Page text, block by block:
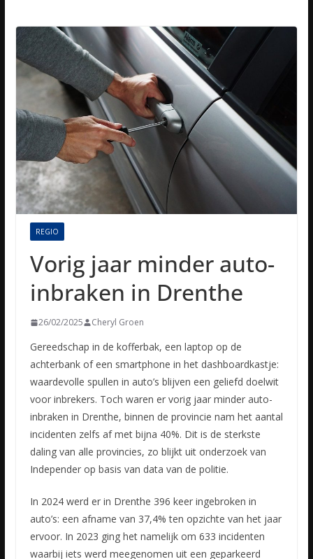
REGIO
Vorig jaar minder auto-
inbraken in Drenthe
26/02/2025 Cheryl Groen
Gereedschap in de kofferbak, een laptop op de
achterbank of een smartphone in het dashboardkastje:
waardevolle spullen in auto’s blijven een geliefd doelwit
voor inbrekers. Toch waren er vorig jaar minder auto-
inbraken in Drenthe, binnen de provincie nam het aantal
incidenten zelfs af met bijna 40%. Dit is de sterkste
daling van alle provincies, zo blijkt uit onderzoek van
Independer op basis van data van de politie.
In 2024 werd er in Drenthe 396 keer ingebroken in
auto’s: een afname van 37,4% ten opzichte van het jaar
ervoor. In 2023 ging het namelijk om 633 incidenten
waarbij iets werd meegenomen uit een geparkeerd